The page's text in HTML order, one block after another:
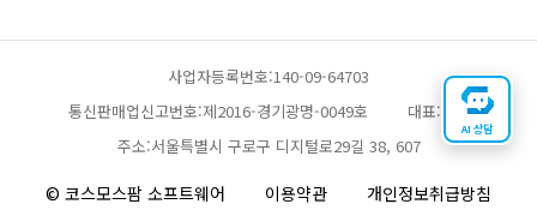
사업자등록번호:140-09-64703
통신판매업신고번호:제2016-경기광명-0049호
대표:채찬
주소:서울특별시 구로구 디지털로29길 38, 607
© 코스모스팜 소프트웨어 이용약관
개인정보취급방침
AI 상담